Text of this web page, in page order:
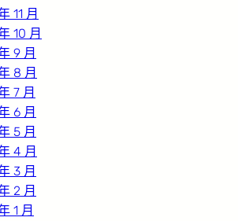
11 月
10 月
9 月
8 月
7 月
6 月
5 月
4 月
3 月
2 月
1 月